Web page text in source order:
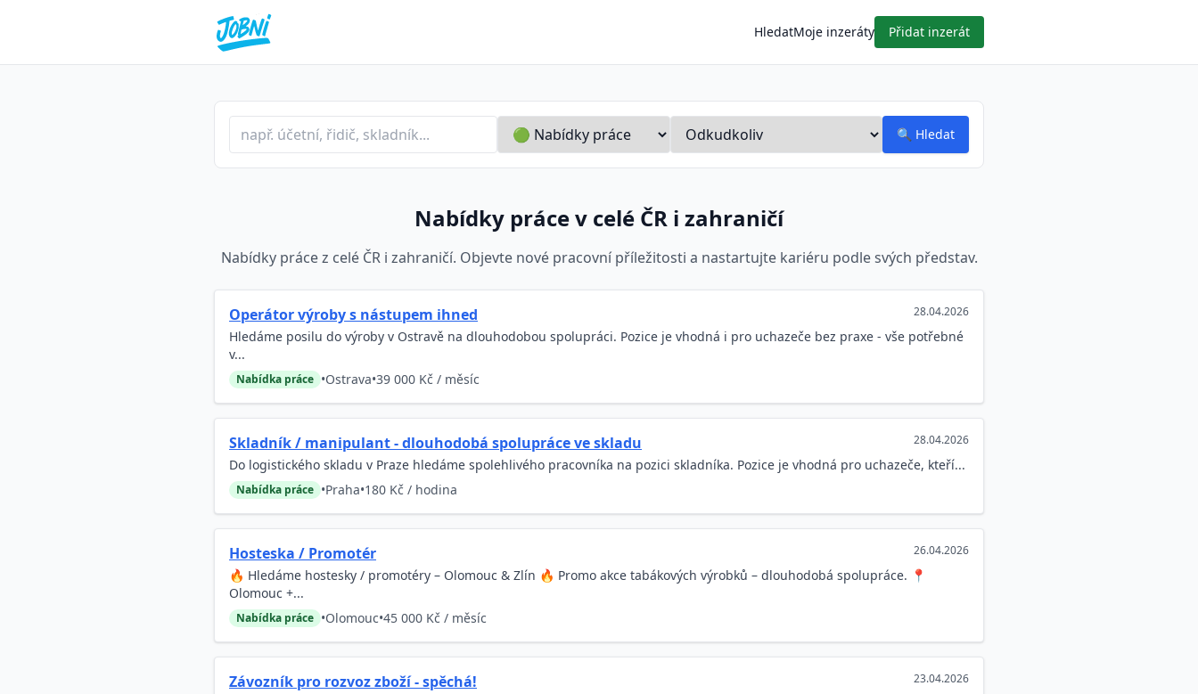
HledatMoje inzeráty Přidat inzerát
Profese nebo klíčové slovo
Typ inzerátu
Lokalita 🔍 Hledat
Nabídky práce v celé ČR i zahraničí
Nabídky práce z celé ČR i zahraničí. Objevte nové pracovní příležitosti a nastartujte kariéru podle svých představ.
Operátor výroby s nástupem ihned 28.04.2026
Hledáme posilu do výroby v Ostravě na dlouhodobou spolupráci. Pozice je vhodná i pro uchazeče bez praxe - vše potřebné
v...
Nabídka práce •Ostrava•39 000 Kč / měsíc
Skladník / manipulant - dlouhodobá spolupráce ve skladu 28.04.2026
Do logistického skladu v Praze hledáme spolehlivého pracovníka na pozici skladníka. Pozice je vhodná pro uchazeče, kteří...
Nabídka práce •Praha•180 Kč / hodina
Hosteska / Promotér 26.04.2026
🔥 Hledáme hostesky / promotéry – Olomouc & Zlín 🔥 Promo akce tabákových výrobků – dlouhodobá spolupráce. 📍
Olomouc +...
Nabídka práce •Olomouc•45 000 Kč / měsíc
Závozník pro rozvoz zboží - spěchá! 23.04.2026